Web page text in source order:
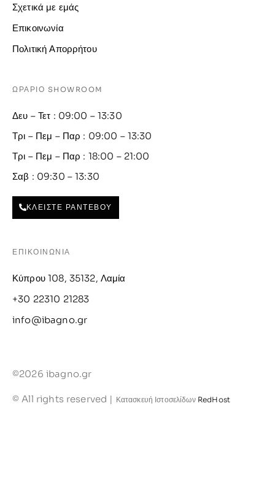
Σχετικά με εμάς
Επικοινωνία
Πολιτική Απορρήτου
ΩΡΑΡΙΟ SHOWROOM
Δευ – Τετ : 09:00 – 13:30
Τρι – Πεμ – Παρ : 09:00 – 13:30
Τρι – Πεμ – Παρ : 18:00 – 21:00
Σαβ : 09:30 – 13:30
ΚΛΕΙΣΤΕ ΡΑΝΤΕΒΟΥ
ΕΠΙΚΟΙΝΩΝΙΑ
Κύπρου 108, 35132, Λαμία
+30 22310 21283
info@ibagno.gr
©2026 ibagno.gr
© All rights reserved | Κατασκευή Ιστοσελίδων RedHost